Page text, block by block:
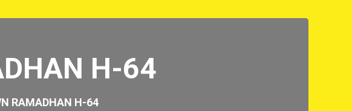
H-64
RAMADHAN H-64